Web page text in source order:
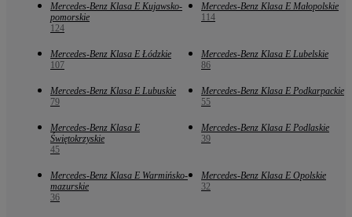
Mercedes-Benz Klasa E Kujawsko-
pomorskie
124
Mercedes-Benz Klasa E Małopolskie
114
Mercedes-Benz Klasa E Łódzkie
107
Mercedes-Benz Klasa E Lubelskie
86
Mercedes-Benz Klasa E Lubuskie
79
Mercedes-Benz Klasa E Podkarpackie
55
Mercedes-Benz Klasa E
Świętokrzyskie
45
Mercedes-Benz Klasa E Podlaskie
39
Mercedes-Benz Klasa E Warmińsko-
mazurskie
36
Mercedes-Benz Klasa E Opolskie
32